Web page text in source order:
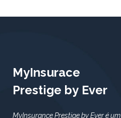
MyInsurace
Prestige by Ever
MyInsurance Prestige by Ever é um